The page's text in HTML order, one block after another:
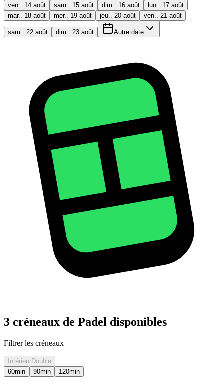
ven.. 14 août sam.. 15 août dim.. 16 août
lun.. 17 août
mar.. 18 août
mer.. 19 août jeu.. 20 août ven.. 21 août
sam.. 22 août dim.. 23 août Autre date
3 créneaux de Padel disponibles
Filtrer les créneaux
IntérieurDouble
60min 90min 120min